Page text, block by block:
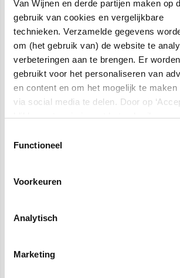
Van Wijnen en derde partijen maken op
gebruik van cookies en vergelijkbare
technieken. Verzamelde gegevens
om (het gebruik van) de website te
verbeteringen aan te brengen. Er
gebruikt voor het personaliseren van
en content en om het mogelijk te maken
via social media te delen. Door op
klikken, stem je in met het gebruik van
vragen lees je in
Functioneel
Voorkeuren
Analytisch
Marketing
dakpannen
Extra isolatie van vloer,
Behoud van bestaande
kunststof kozijnen met
geplaatst waar nodig
Renovatie van badkamer,
Verplaatsing van
van een kast en herindeling
Installatie van mechanische